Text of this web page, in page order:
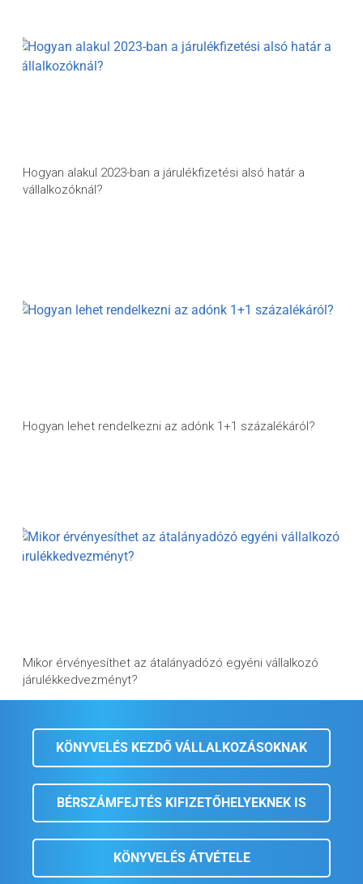
Hogyan alakul 2023-ban a járulékfizetési alsó határ a
vállalkozóknál?
Hogyan lehet rendelkezni az adónk 1+1 százalékáról?
Mikor érvényesíthet az átalányadózó egyéni vállalkozó
járulékkedvezményt?
KÖNYVELÉS KEZDŐ VÁLLALKOZÁSOKNAK
BÉRSZÁMFEJTÉS KIFIZETŐHELYEKNEK IS
KÖNYVELÉS ÁTVÉTELE